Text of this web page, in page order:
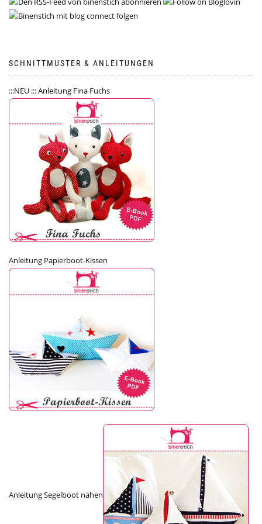
SCHNITTMUSTER & ANLEITUNGEN
:::NEU ::: Anleitung Fina Fuchs
Anleitung Papierboot-Kissen
Anleitung Segelboot nähen